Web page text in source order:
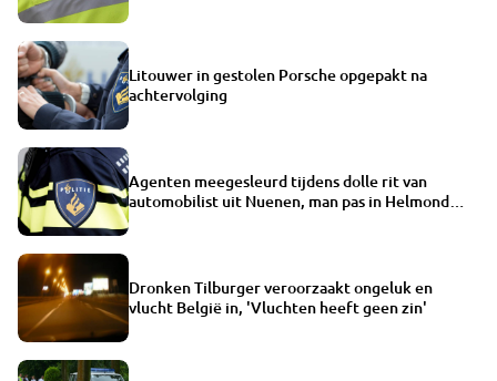
Litouwer in gestolen Porsche opgepakt na
achtervolging
Agenten meegesleurd tijdens dolle rit van
automobilist uit Nuenen, man pas in Helmond
Dronken Tilburger veroorzaakt ongeluk en
vlucht België in, 'Vluchten heeft geen zin'